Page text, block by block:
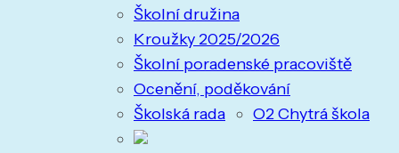
Školní družina
Kroužky 2025/2026
Školní poradenské pracoviště
Ocenění, poděkování
Školská rada
O2 Chytrá škola